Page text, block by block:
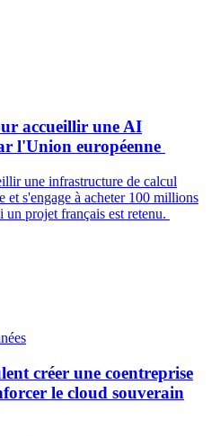
accueillir une AI
l'Union européenne
une infrastructure de calcul
s'engage à acheter 100 millions
un projet français est retenu.
créer une coentreprise
le cloud souverain